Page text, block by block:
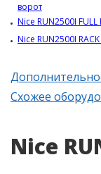
ворот
Nice RUN2500I
Nice RUN2500I
Схожее
Nice